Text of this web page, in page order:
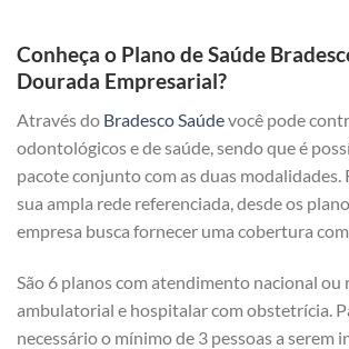
Conheça o Plano de Saúde
Dourada Empresarial?
Através do Bradesco Saúdevocê pode
odontológicos e de saúde, sendo que é
pacote conjunto com as duas modalidades.
sua ampla rede referenciada, desde os
empresa busca fornecer uma cobertura
São 6 planos com atendimento nacional ou
ambulatorial e hospitalar com obstetrícia.
necessário o mínimo de 3 pessoas a serem